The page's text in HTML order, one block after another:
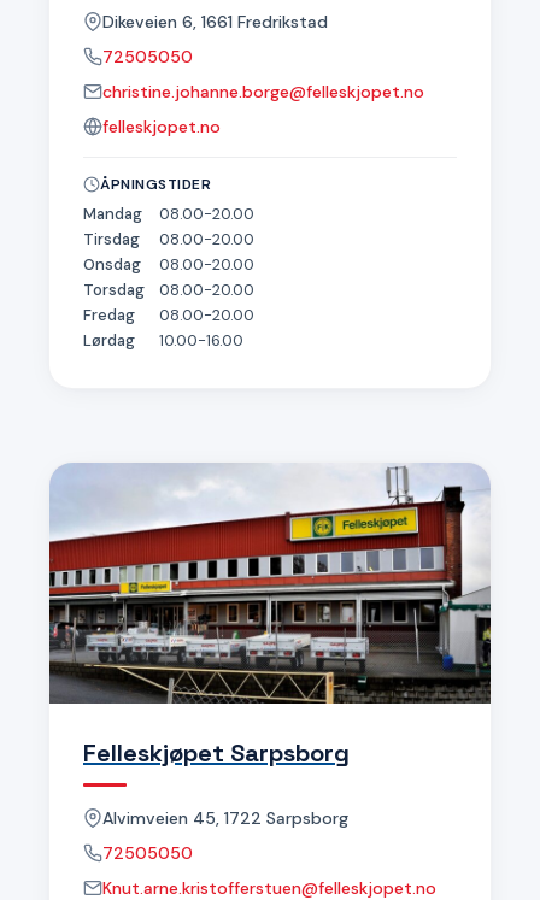
Dikeveien 6, 1661 Fredrikstad
72505050
christine.johanne.borge@felleskjopet.no
felleskjopet.no
ÅPNINGSTIDER
Mandag
08.00-20.00
Tirsdag
08.00-20.00
Onsdag
08.00-20.00
Torsdag
08.00-20.00
Fredag
08.00-20.00
Lørdag
10.00-16.00
Felleskjøpet Sarpsborg
Alvimveien 45, 1722 Sarpsborg
72505050
Knut.arne.kristofferstuen@felleskjopet.no